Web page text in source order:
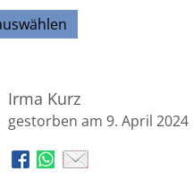
Irma Kurz
gestorben am 9. April 2024